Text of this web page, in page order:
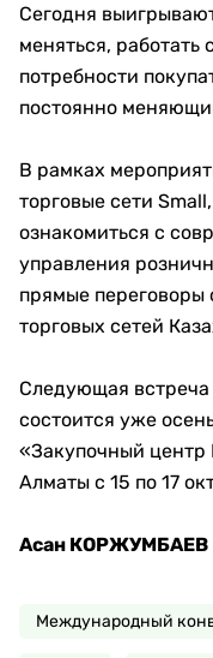
Сегодня
меняться,
потребности
постоянно
В рамках
торговые сети
ознакомиться с
управления
прямые переговоры
торговых сетей
Следующая встреча
состоится уже
«Закупочный центр
Алматы с 15 по 17
Асан КОРЖУМБАЕВ
Международный